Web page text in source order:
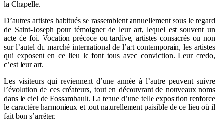
la Chapelle.
D’autres artistes habitués se rassemblent annuellement sous le regard
de Saint-Joseph pour témoigner de leur art, lequel est souvent un
acte de foi. Vocation précoce ou tardive, artistes consacrés ou non
sur l’autel du marché international de l’art contemporain, les artistes
qui exposent en ce lieu le font tous avec conviction. Leur credo,
c’est leur art.
Les visiteurs qui reviennent d’une année à l’autre peuvent suivre
l’évolution de ces créateurs, tout en découvrant de nouveaux noms
dans le ciel de Fossambault. La tenue d’une telle exposition renforce
le caractère harmonieux et tout naturellement paisible de ce lieu où il
fait bon s’arrêter.